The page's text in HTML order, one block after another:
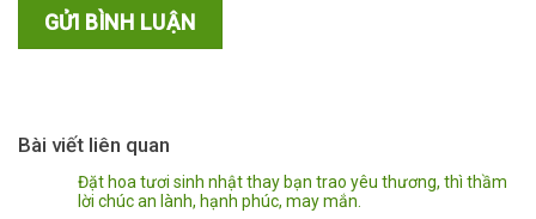
Bài viết liên quan
Đặt hoa tươi sinh nhật thay bạn trao yêu thương, thì thầm
lời chúc an lành, hạnh phúc, may mắn.